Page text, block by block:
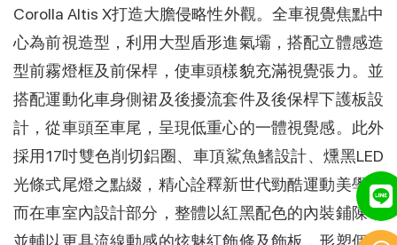
Corolla Altis X打造大膽侵略性外觀。全車視覺焦點中
心為前視造型，利用大型盾形進氣壩，搭配立體感造
型前霧燈框及前保桿，使車頭樣貌充滿視覺張力。並
搭配運動化車身側裙及後擾流套件及後保桿下護板設
計，從車頭至車尾，呈現低重心的一體視覺感。此外
採用17吋雙色削切鋁圈、車頂鯊魚鰭設計、燻黑LED
光條式尾燈之點綴，精心詮釋新世代勁酷運動美學。
而在車室內設計部分，整體以紅黑配色的內裝鋪陳，
並輔以更具流線動感的炫魅紅飾條及飾板，形塑個性